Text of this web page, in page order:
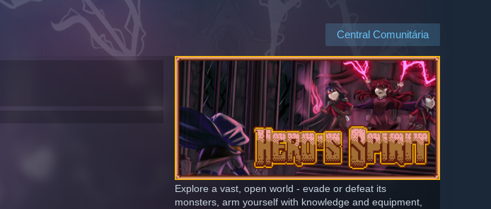
Central Comunitária
Explore a vast, open world - evade or defeat its
monsters, arm yourself with knowledge and equipment,